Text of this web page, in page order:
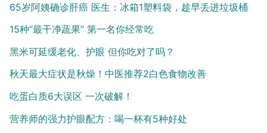
65岁阿姨确诊肝癌 医生：冰箱1塑料袋，趁早丢进垃圾桶
15种“最干净蔬果” 第一名你经常吃
黑米可延缓老化、护眼 但你吃对了吗？
秋天最大症状是秋燥！中医推荐2白色食物改善
吃蛋白质6大误区 一次破解！
营养师的强力护眼配方：喝一杯有5种好处